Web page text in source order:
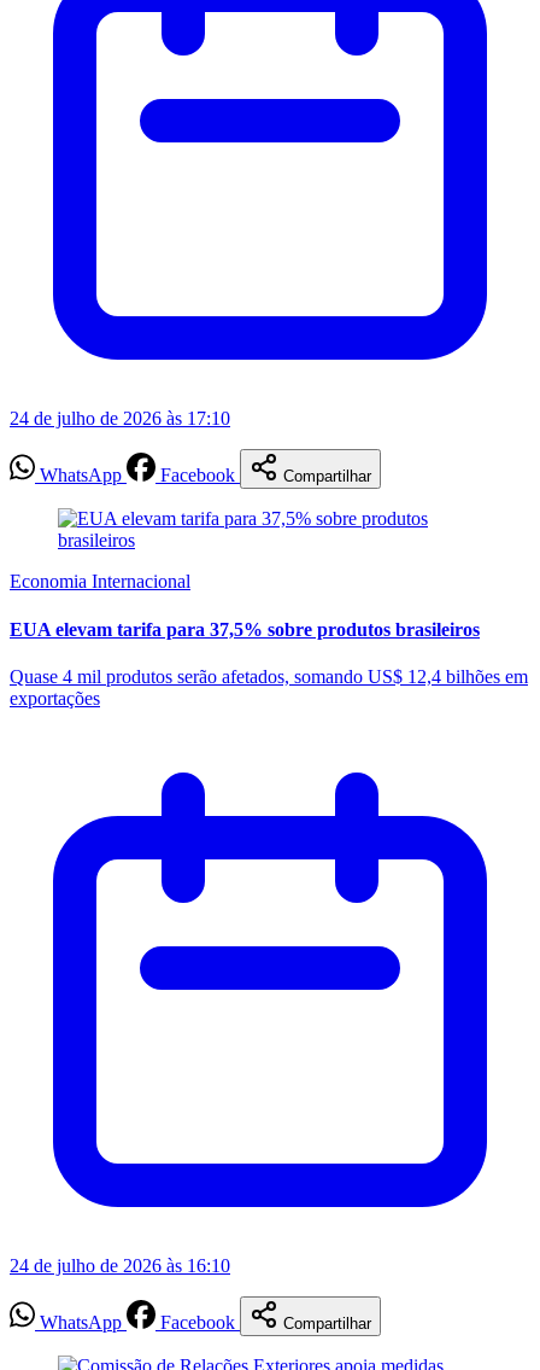
24 de julho de 2026 às 17:10
WhatsApp Facebook Compartilhar
Economia Internacional
EUA elevam tarifa para 37,5% sobre produtos brasileiros
Quase 4 mil produtos serão afetados, somando US$ 12,4 bilhões em
exportações
24 de julho de 2026 às 16:10
WhatsApp Facebook Compartilhar